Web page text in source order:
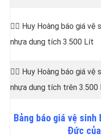
👷‍♂️ Huy Hoàng báo giá vệ
nhựa dung tích 3.500 Lít
👷‍♂️ Huy Hoàng báo giá vệ
nhựa dung tích trên 3.500
Bảng báo giá vệ sinh
Đức